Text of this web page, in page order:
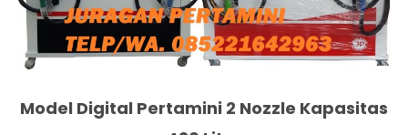
Model Digital Pertamini 2 Nozzle Kapasitas